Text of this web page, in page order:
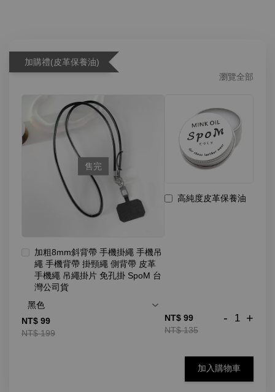
加購禮(皮革保養油)
瀏覽全部
售完
加粗8mm斜背帶 手機掛繩 手機吊
繩 手機背帶 掛頸繩 側背帶 皮革
手機繩 吊繩掛片 免孔掛 SpoM 台
灣公司貨
NT$ 99
NT$ 199
高純度皮革保養油
NT$ 99
NT$ 135
- +
加入購物車